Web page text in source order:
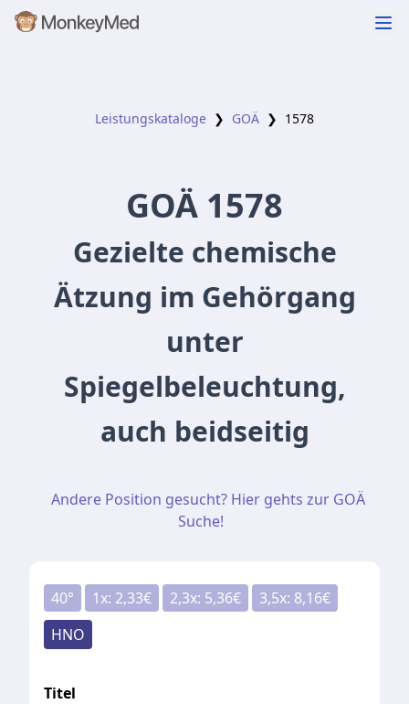
Leistungskataloge ❯ GOÄ ❯ 1578
GOÄ 1578
Gezielte chemische
Ätzung im Gehörgang
unter
Spiegelbeleuchtung,
auch beidseitig
Andere Position gesucht? Hier gehts zur GOÄ
Suche!
40° 1x: 2,33€ 2,3x: 5,36€ 3,5x: 8,16€
HNO
Titel